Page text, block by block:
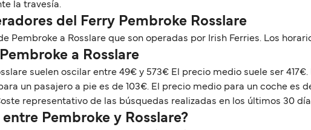
la travesía.
del Ferry Pembroke Rosslare
Pembroke a Rosslare que son operadas por Irish Ferries. Los
a Rosslare
suelen oscilar entre 49€ y 573€ El precio medio suele ser
un pasajero a pie es de 103€. El precio medio para un coche es
representativo de las búsquedas realizadas en los últimos 30
Pembroke y Rosslare?